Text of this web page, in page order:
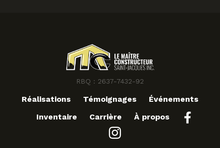
RBQ : 2637-7432-92
Réalisations Témoignages
Événements
Inventaire
Carrière À propos